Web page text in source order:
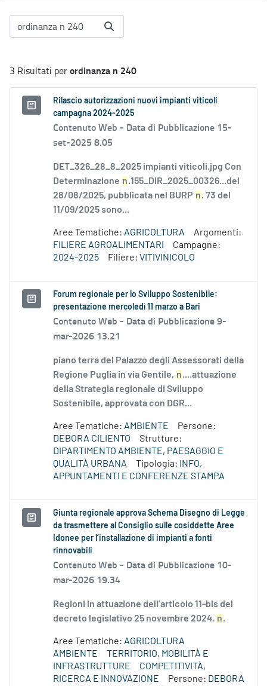
3 Risultati perordinanza n 240
Rilascio autorizzazioni nuovi impianti viticoli
campagna 2024-2025
Contenuto Web - Data di Pubblicazione 15-
set-2025 8.05
DET_326_28_8_2025 impianti viticoli.jpg Con
Determinazione n.155_DIR_2025_00326...del
28/08/2025, pubblicata nel BURP n. 73 del
11/09/2025 sono...
Aree Tematiche: AGRICOLTURA
Argomenti:
FILIERE AGROALIMENTARI
Campagne:
2024-2025
Filiere: VITIVINICOLO
Forum regionale per lo Sviluppo Sostenibile:
presentazione mercoledì 11 marzo a Bari
Contenuto Web - Data di Pubblicazione 9-
mar-2026 13.21
piano terra del Palazzo degli Assessorati della
Regione Puglia in via Gentile, n....attuazione
della Strategia regionale di Sviluppo
Sostenibile, approvata con DGR...
Aree Tematiche: AMBIENTE
Persone:
DEBORA CILIENTO
Strutture:
DIPARTIMENTO AMBIENTE, PAESAGGIO E
QUALITÀ URBANA
Tipologia:
INFO,
APPUNTAMENTI E CONFERENZE STAMPA
Giunta regionale approva Schema Disegno di Legge
da trasmettere al Consiglio sulle cosiddette Aree
Idonee per l’installazione di impianti a fonti
rinnovabili
Contenuto Web - Data di Pubblicazione 10-
mar-2026 19.34
Regioni in attuazione dell’articolo 11-bis del
decreto legislativo 25 novembre 2024, n.
Aree Tematiche: AGRICOLTURA
AMBIENTE
TERRITORIO, MOBILITÀ E
INFRASTRUTTURE
COMPETITIVITÀ,
RICERCA E INNOVAZIONE
Persone: DEBORA